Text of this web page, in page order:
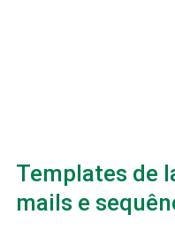
Templates de
mails e